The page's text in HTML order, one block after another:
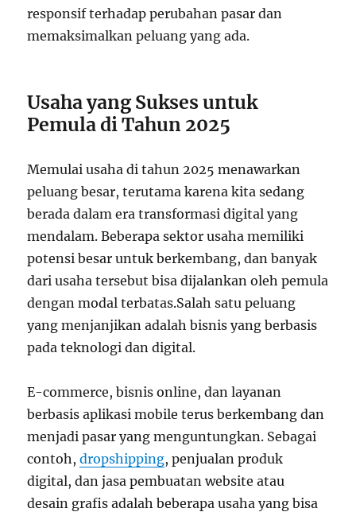
responsif terhadap perubahan pasar dan
memaksimalkan peluang yang ada.
Usaha yang Sukses untuk
Pemula di Tahun 2025
Memulai usaha di tahun 2025 menawarkan
peluang besar, terutama karena kita sedang
berada dalam era transformasi digital yang
mendalam. Beberapa sektor usaha memiliki
potensi besar untuk berkembang, dan banyak
dari usaha tersebut bisa dijalankan oleh pemula
dengan modal terbatas.Salah satu peluang
yang menjanjikan adalah bisnis yang berbasis
pada teknologi dan digital.
E-commerce, bisnis online, dan layanan
berbasis aplikasi mobile terus berkembang dan
menjadi pasar yang menguntungkan. Sebagai
contoh,dropshipping, penjualan produk
digital, dan jasa pembuatan website atau
desain grafis adalah beberapa usaha yang bisa